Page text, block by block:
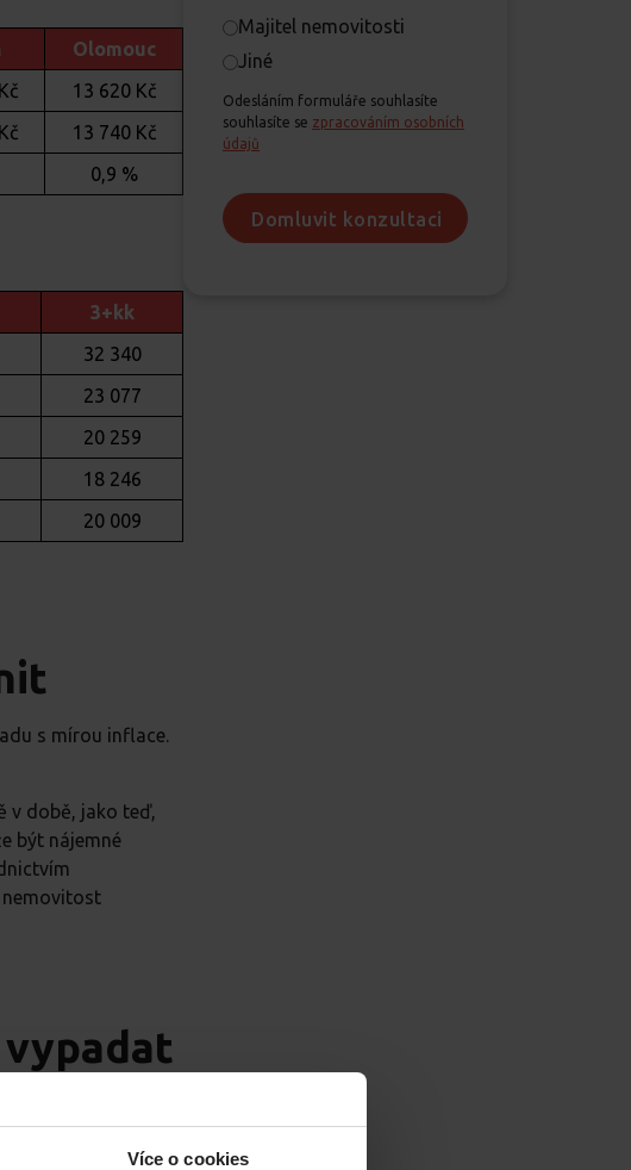
Více o cookies
Olomouc
13 620 Kč
13 740 Kč
0,9 %
3+kk
32 340
23 077
20 259
18 246
20 009
s mírou inflace.
v době, jako teď,
být nájemné
nemovitost
Majitel nemovitosti
Jiné
Odesláním formuláře souhlasíte
souhlasíte se zpracováním osobních
údajů